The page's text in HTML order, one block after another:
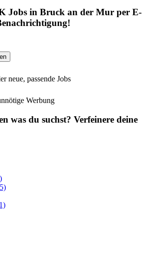
Jobs in Bruck an der Mur per E-
neue, passende Jobs
Werbung
was du suchst? Verfeinere deine